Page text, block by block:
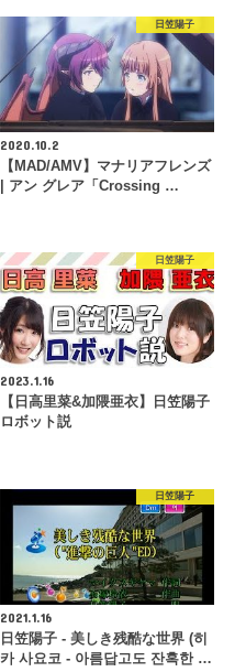
日笠陽子
2020.10.2
【MAD/AMV】マナリアフレンズ
| アン グレア「Crossing …
日笠陽子
2023.1.16
【日高里菜&加隈亜衣】日笠陽子
ロボット説
日笠陽子
2021.1.16
日笠陽子 - 美しき残酷な世界 (히
카 사요코 - 아름답고도 잔혹한 …